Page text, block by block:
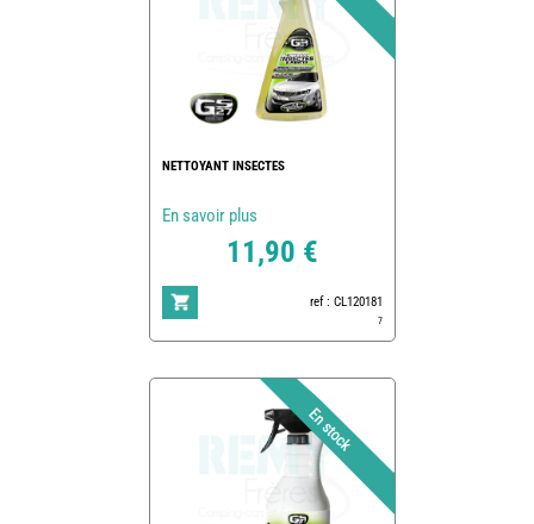
NETTOYANT INSECTES
En savoir plus
11,90 €
ref : CL120181
7